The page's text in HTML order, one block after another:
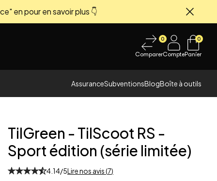
en pour en savoir plus 👇
0
ComparerCompte
0
Panier
AssuranceSubventionsBlogBoîte à outils
image
TilGreen - TilScoot RS -
Sport édition (série limitée)
4.14/5Lire nos avis (7)